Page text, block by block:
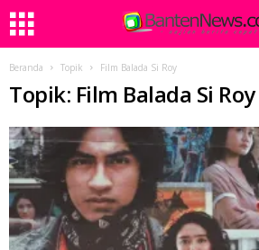
Beranda Topik Film Balada Si Roy
Topik: Film Balada Si Roy